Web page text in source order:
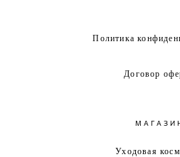
Политика
Договор
Уходовая